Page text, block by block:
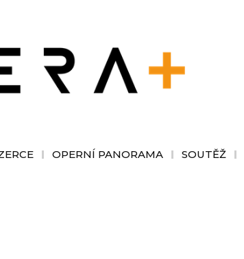
OPERNÍ PANORAMA SOUTĚŽ